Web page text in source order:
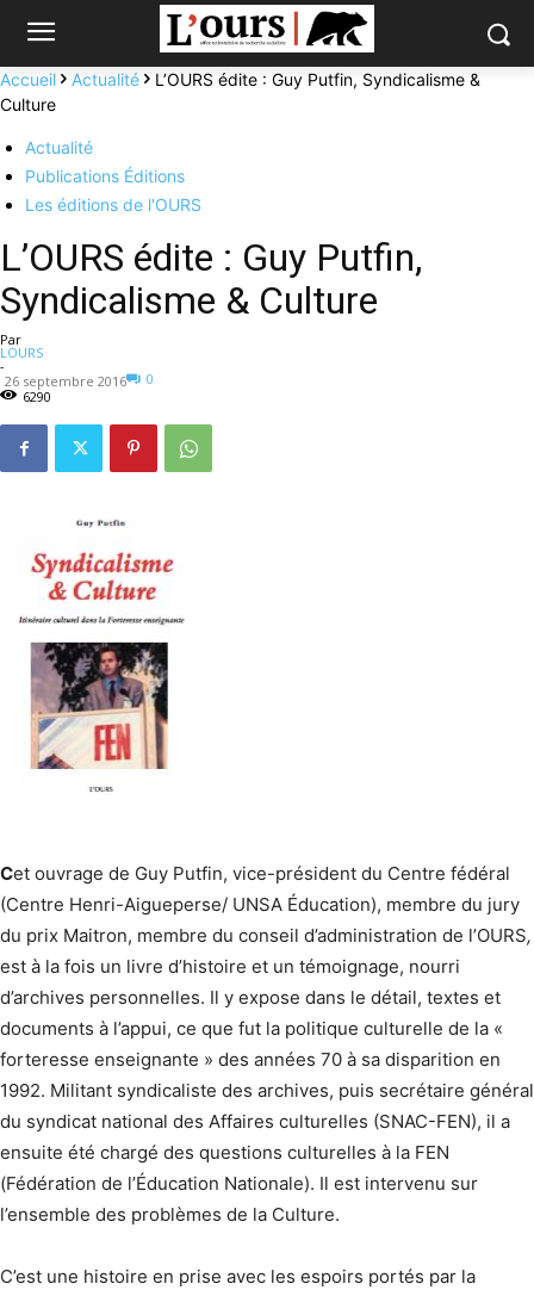
Accueil Actualité
L’OURS édite : Guy Putfin, Syndicalisme &
Culture
Actualité
Publications Éditions
Les éditions de l'OURS
L’OURS édite : Guy Putfin,
Syndicalisme & Culture
Par
LOURS
-
26 septembre 2016
0
6290
Cet ouvrage de Guy Putfin, vice-président du Centre fédéral
(Centre Henri-Aigueperse/ UNSA Éducation), membre du jury
du prix Maitron, membre du conseil d’administration de l’OURS,
est à la fois un livre d’histoire et un témoignage, nourri
d’archives personnelles. Il y expose dans le détail, textes et
documents à l’appui, ce que fut la politique culturelle de la «
forteresse enseignante » des années 70 à sa disparition en
1992. Militant syndicaliste des archives, puis secrétaire général
du syndicat national des Affaires culturelles (SNAC-FEN), il a
ensuite été chargé des questions culturelles à la FEN
(Fédération de l’Éducation Nationale). Il est intervenu sur
l’ensemble des problèmes de la Culture.
C’est une histoire en prise avec les espoirs portés par la